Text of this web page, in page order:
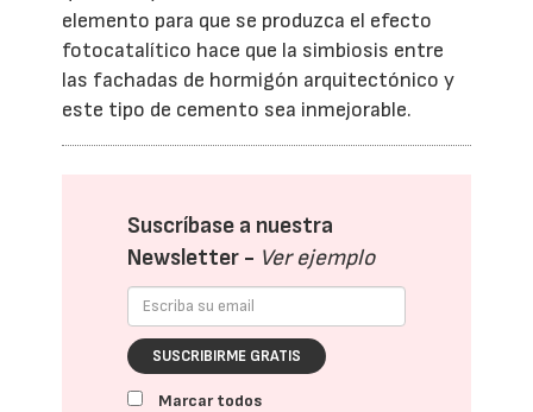
elemento para que se produzca el efecto
fotocatalítico hace que la simbiosis entre
las fachadas de hormigón arquitectónico y
este tipo de cemento sea inmejorable.
Suscríbase a nuestra
Newsletter - Ver ejemplo
SUSCRIBIRME GRATIS
Marcar todos